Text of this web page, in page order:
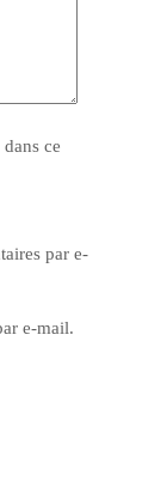
ce
par e-
e-mail.